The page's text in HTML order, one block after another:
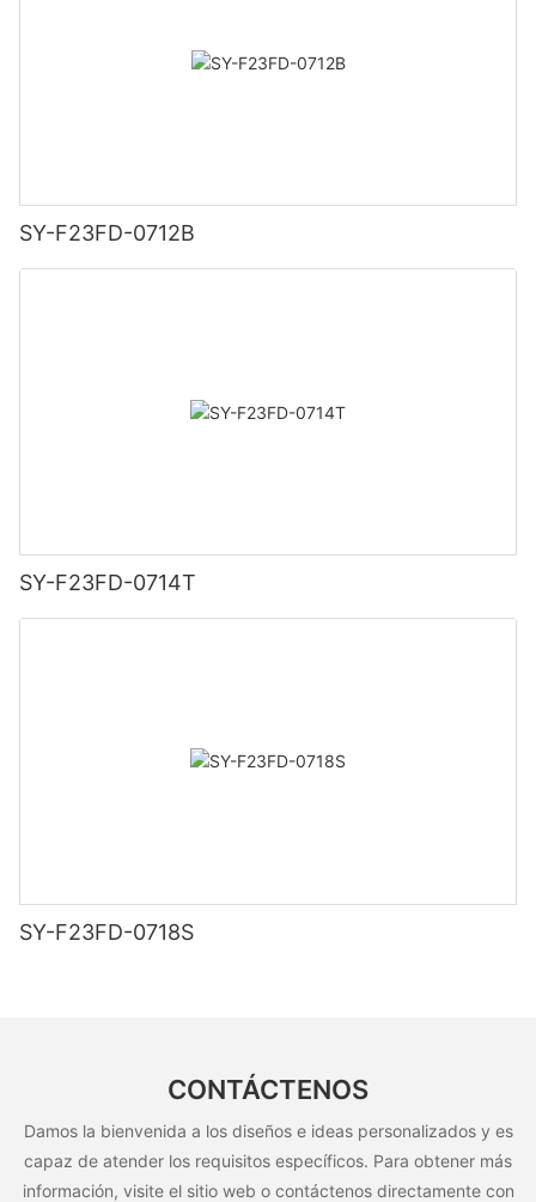
SY-F23FD-0712B
SY-F23FD-0714T
SY-F23FD-0718S
CONTÁCTENOS
Damos la bienvenida a los diseños e ideas personalizados y es
capaz de atender los requisitos específicos. Para obtener más
información, visite el sitio web o contáctenos directamente con